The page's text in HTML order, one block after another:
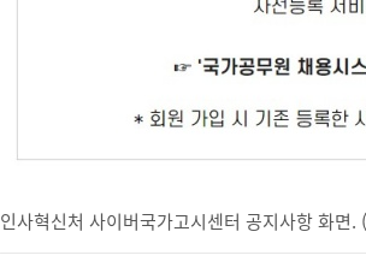
인사혁신처 사이버국가고시센터 공지사항 화면